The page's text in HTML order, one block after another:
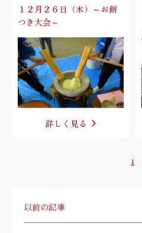
１２月２６日（木）～お餅
つき大会～
詳しく見る
1
以前の記事